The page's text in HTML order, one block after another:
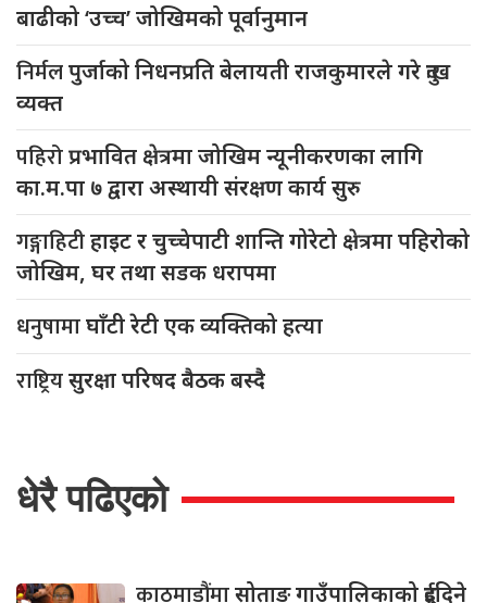
बाढीको ‘उच्च’ जोखिमको पूर्वानुमान
निर्मलपुर्जाको निधनप्रति बेलायती राजकुमारले गरे दुःख
व्यक्त
पहिरोप्रभावित क्षेत्रमा जोखिम न्यूनीकरणका लागि
का.म.पा ७ द्वारा अस्थायी संरक्षण कार्य सुरु
गङ्गाहिटीहाइट र चुच्चेपाटी शान्ति गोरेटो क्षेत्रमा पहिरोको
जोखिम, घर तथा सडक धरापमा
धनुषामाघाँटी रेटी एक व्यक्तिको हत्या
राष्ट्रियसुरक्षा परिषद बैठक बस्दै
धेरै पढिएको
काठमाडौंमासोताङ गाउँपालिकाको दुईदिने